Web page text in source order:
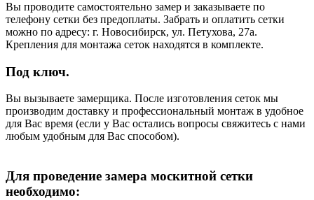
Вы проводите самостоятельно замер и заказываете по
телефону сетки без предоплаты. Забрать и оплатить сетки
можно по адресу: г. Новосибирск, ул. Петухова, 27а.
Крепления для монтажа сеток находятся в комплекте.
Под ключ.
Вы вызываете замерщика. После изготовления сеток мы
производим доставку и профессиональный монтаж в удобное
для Вас время (если у Вас остались вопросы свяжитесь с нами
любым удобным для Вас способом).
Для проведение замера москитной сетки
необходимо: